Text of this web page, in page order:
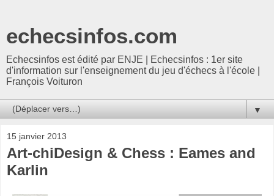
echecsinfos.com
Echecsinfos est édité par ENJE | Echecsinfos : 1er site
d'information sur l'enseignement du jeu d'échecs à l'école |
François Voituron
▼
15 janvier 2013
Art-chiDesign & Chess : Eames and
Karlin